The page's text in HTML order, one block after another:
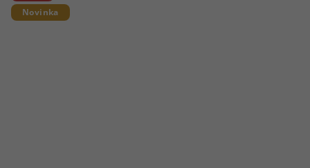
Novinka